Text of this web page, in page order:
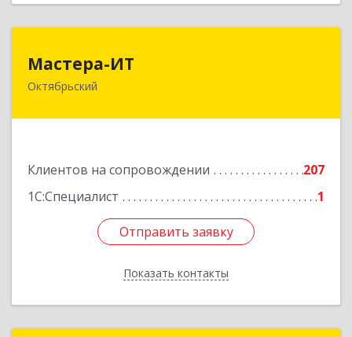
Мастера-ИТ
Октябрьский
Клиентов на сопровождении
207
1С:Специалист
1
Отправить заявку
Показать контакты
452607, Башкортостан Респ, Октябрьский г,
Отправить заявку
Назад